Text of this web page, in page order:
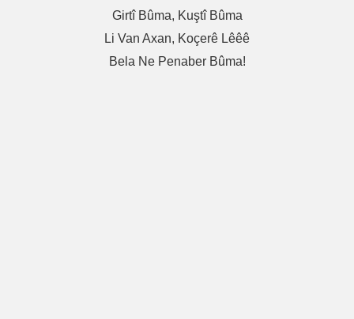
Girtî Bûma, Kuştî Bûma
Li Van Axan, Koçerê Lêêê
Bela Ne Penaber Bûma!